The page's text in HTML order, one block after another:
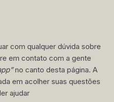
com qualquer dúvida sobre
em contato com a gente
no canto desta página. A
em acolher suas questões
ajudar